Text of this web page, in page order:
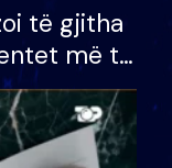
të gjitha
më të
Do më
kur…